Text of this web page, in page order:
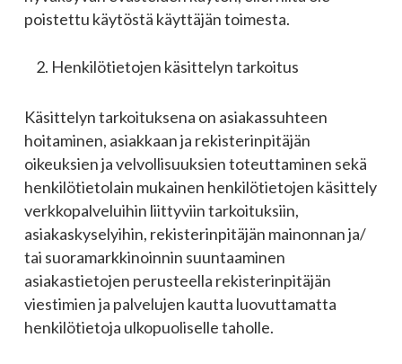
poistettu käytöstä käyttäjän toimesta.
Henkilötietojen käsittelyn tarkoitus
Käsittelyn tarkoituksena on asiakassuhteen
hoitaminen, asiakkaan ja rekisterinpitäjän
oikeuksien ja velvollisuuksien toteuttaminen sekä
henkilötietolain mukainen henkilötietojen käsittely
verkkopalveluihin liittyviin tarkoituksiin,
asiakaskyselyihin, rekisterinpitäjän mainonnan ja/
tai suoramarkkinoinnin suuntaaminen
asiakastietojen perusteella rekisterinpitäjän
viestimien ja palvelujen kautta luovuttamatta
henkilötietoja ulkopuoliselle taholle.